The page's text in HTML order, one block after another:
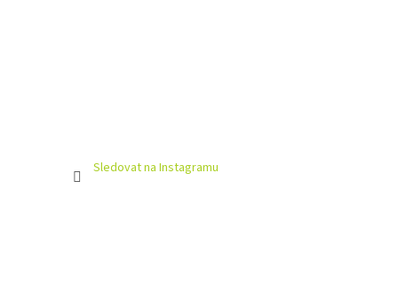
Sledovat na Instagramu